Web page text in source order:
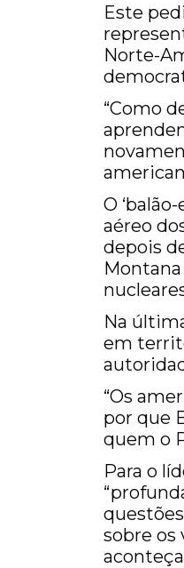
Este
Norte-
“Como
O
aéreo
depois
Na
em
“Os
por que
quem o
Para o
sobre os